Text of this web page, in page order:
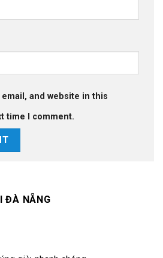
email, and website in this
time I comment.
ĐÀ NẴNG